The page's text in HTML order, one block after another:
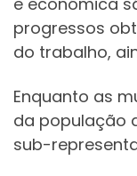
progressos
do trabalho,
Enquanto as
da população
sub-